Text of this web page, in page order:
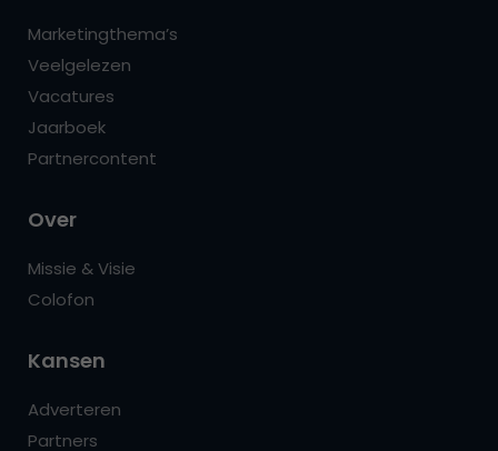
Marketingthema’s
Veelgelezen
Vacatures
Jaarboek
Partnercontent
Over
Missie & Visie
Colofon
Kansen
Adverteren
Partners